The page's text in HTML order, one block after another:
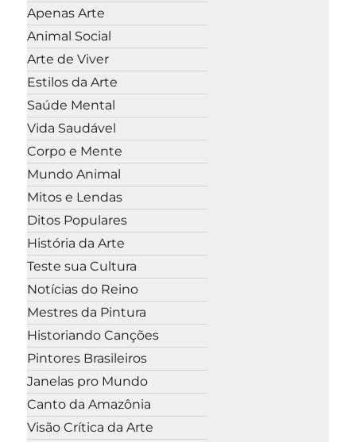
Apenas Arte
Animal Social
Arte de Viver
Estilos da Arte
Saúde Mental
Vida Saudável
Corpo e Mente
Mundo Animal
Mitos e Lendas
Ditos Populares
História da Arte
Teste sua Cultura
Notícias do Reino
Mestres da Pintura
Historiando Canções
Pintores Brasileiros
Janelas pro Mundo
Canto da Amazônia
Visão Crítica da Arte